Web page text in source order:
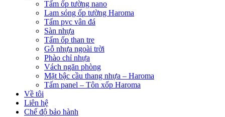
Tấm ốp tường nano
Lam sóng ốp tường Haroma
Tấm pvc vân đá
Sàn nhựa
Tấm ốp than tre
Gỗ nhựa ngoài trời
Phào chỉ nhựa
Vách ngăn phòng
Mặt bậc cầu thang nhựa – Haroma
Tấm panel – Tôn xốp Haroma
Về tôi
Liên hệ
Chế độ bảo hành